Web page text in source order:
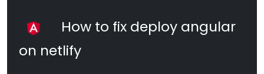
How to fix deploy angular
on netlify